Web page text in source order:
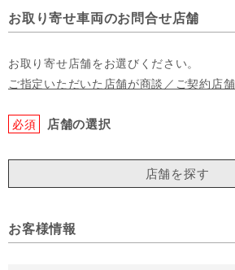
お取り寄せ車両のお問合せ店舗
お取り寄せ店舗をお選びください。
ご指定いただいた店舗が商談／ご契約店舗
必須 店舗の選択
店舗を探す
お客様情報